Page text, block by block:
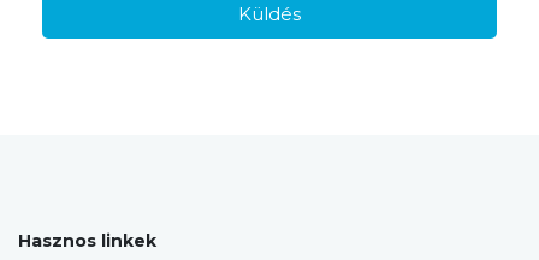
Küldés
Hasznos linkek